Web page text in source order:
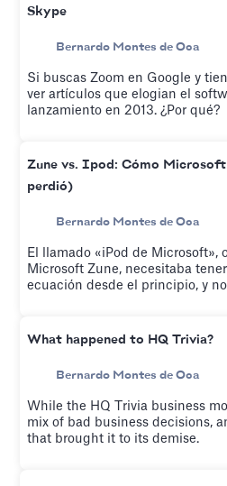
Skype
Bernardo Montes de Oca
Si buscas Zoom en Google y
ver artículos que elogian el
lanzamiento en 2013. ¿Por qué?
Zune vs. Ipod: Cómo
perdió)
Bernardo Montes de Oca
El llamado «iPod de Microsoft»,
Microsoft Zune, necesitaba
ecuación desde el principio, y
What happened to HQ Trivia?
Bernardo Montes de Oca
While the HQ Trivia business
mix of bad business decisions,
that brought it to its demise.